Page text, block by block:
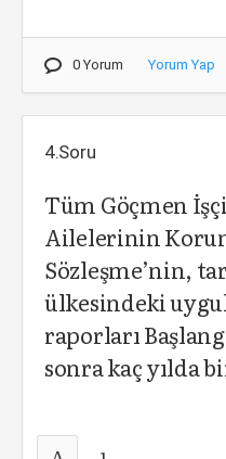
0 Yorum Yorum Yap
4.Soru
Tüm Göçmen
Ailelerinin
Sözleşme’nin,
ülkesindeki
raporları
sonra kaç yılda